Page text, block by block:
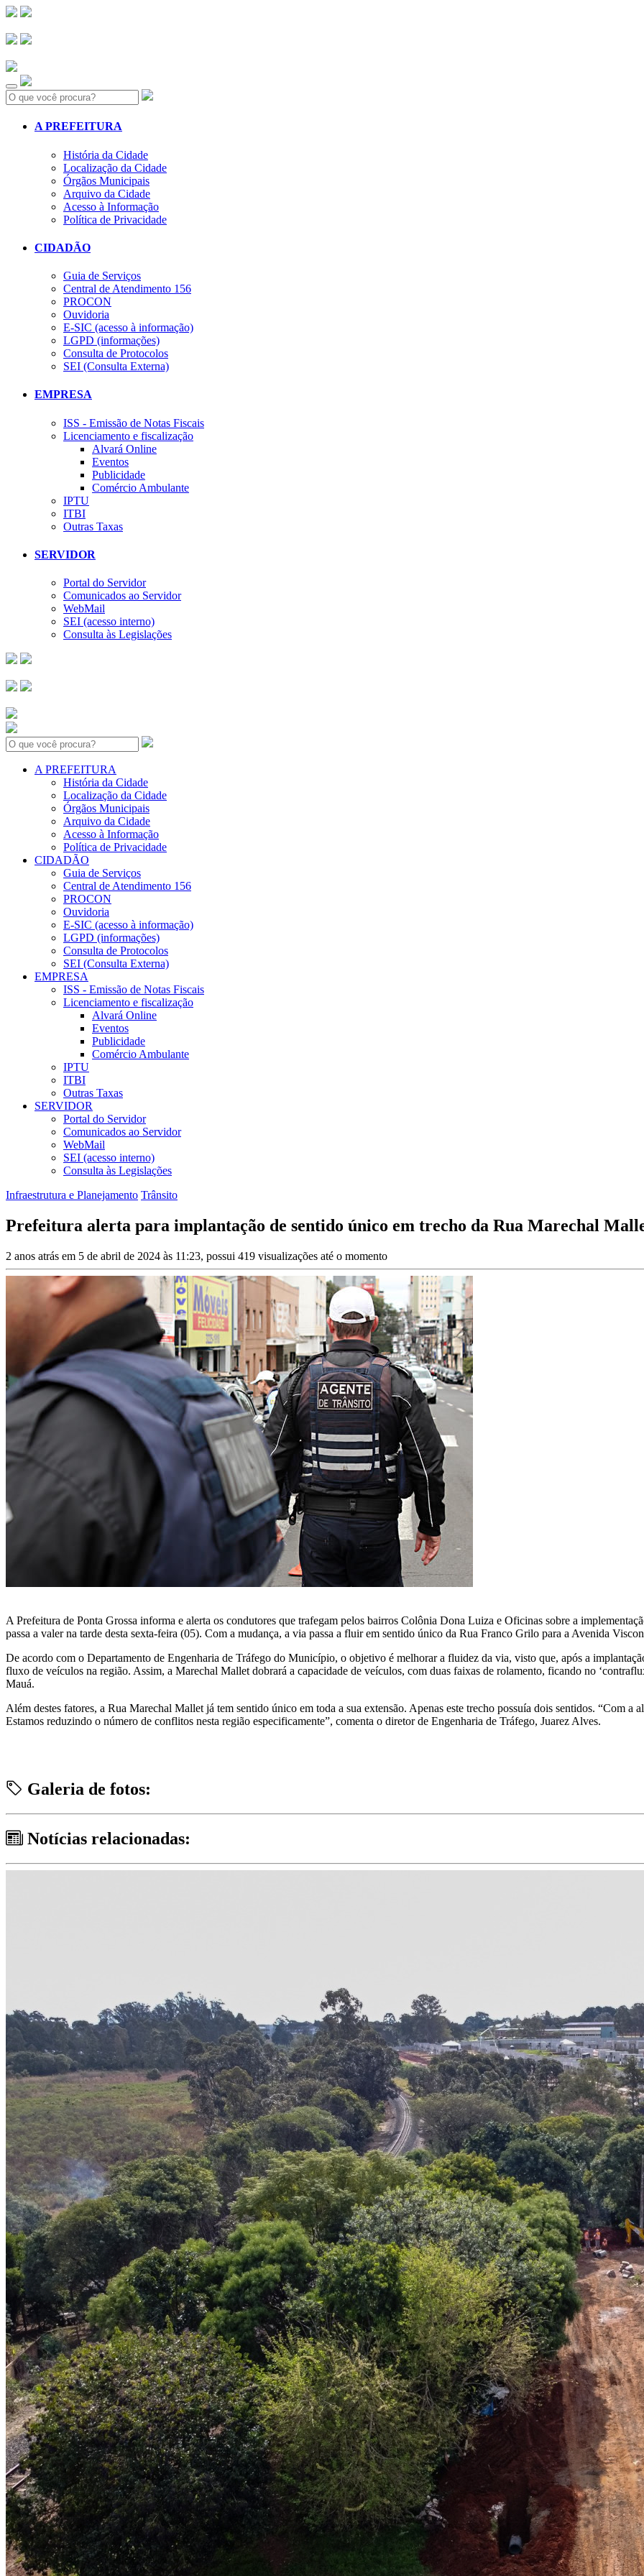
Search:
A PREFEITURA
História da Cidade
Localização da Cidade
Órgãos Municipais
Arquivo da Cidade
Acesso à Informação
Política de Privacidade
CIDADÃO
Guia de Serviços
Central de Atendimento 156
PROCON
Ouvidoria
E-SIC (acesso à informação)
LGPD (informações)
Consulta de Protocolos
SEI (Consulta Externa)
EMPRESA
ISS - Emissão de Notas Fiscais
Licenciamento e fiscalização
Alvará Online
Eventos
Publicidade
Comércio Ambulante
IPTU
ITBI
Outras Taxas
SERVIDOR
Portal do Servidor
Comunicados ao Servidor
WebMail
SEI (acesso interno)
Consulta às Legislações
Search:
A PREFEITURA
História da Cidade
Localização da Cidade
Órgãos Municipais
Arquivo da Cidade
Acesso à Informação
Política de Privacidade
CIDADÃO
Guia de Serviços
Central de Atendimento 156
PROCON
Ouvidoria
E-SIC (acesso à informação)
LGPD (informações)
Consulta de Protocolos
SEI (Consulta Externa)
EMPRESA
ISS - Emissão de Notas Fiscais
Licenciamento e fiscalização
Alvará Online
Eventos
Publicidade
Comércio Ambulante
IPTU
ITBI
Outras Taxas
SERVIDOR
Portal do Servidor
Comunicados ao Servidor
WebMail
SEI (acesso interno)
Consulta às Legislações
Infraestrutura e Planejamento Trânsito
Prefeitura alerta para implantação de sentido único em trecho da Rua Marechal
2 anos atrás em 5 de abril de 2024 às 11:23, possui 419 visualizações até o momento
A Prefeitura de Ponta Grossa informa e alerta os condutores que trafegam pelos bairros Colônia Dona Luiza e Oficinas sobre a
passa a valer na tarde desta sexta-feira (05). Com a mudança, a via passa a fluir em sentido único da Rua Franco Grilo para a Avenida
De acordo com o Departamento de Engenharia de Tráfego do Município, o objetivo é melhorar a fluidez da via, visto que, após a
fluxo de veículos na região. Assim, a Marechal Mallet dobrará a capacidade de veículos, com duas faixas de rolamento, ficando no
Mauá.
Além destes fatores, a Rua Marechal Mallet já tem sentido único em toda a sua extensão. Apenas este trecho possuía dois sentidos. “Com
Estamos reduzindo o número de conflitos nesta região especificamente”, comenta o diretor de Engenharia de Tráfego, Juarez Alves.
Galeria de fotos:
Notícias relacionadas: